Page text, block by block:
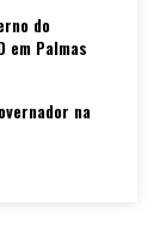
do
em Palmas
na